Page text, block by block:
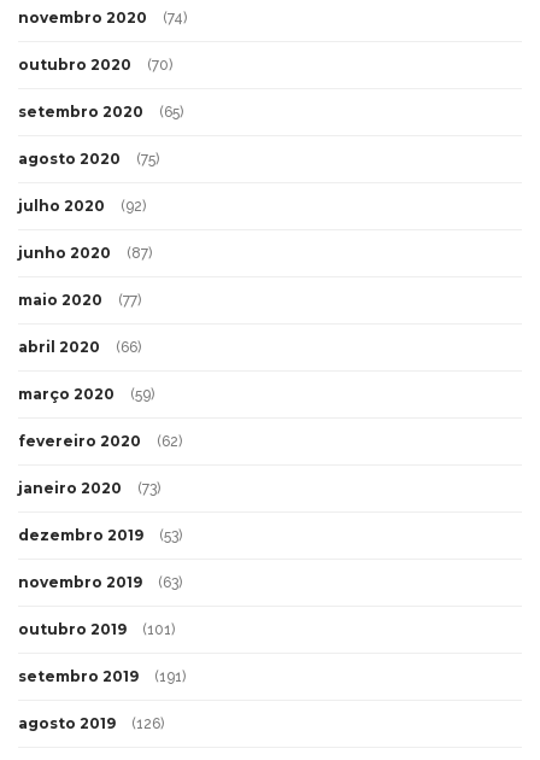
novembro 2020 (74)
outubro 2020 (70)
setembro 2020 (65)
agosto 2020 (75)
julho 2020 (92)
junho 2020 (87)
maio 2020 (77)
abril 2020 (66)
março 2020 (59)
fevereiro 2020 (62)
janeiro 2020 (73)
dezembro 2019 (53)
novembro 2019 (63)
outubro 2019 (101)
setembro 2019 (191)
agosto 2019 (126)